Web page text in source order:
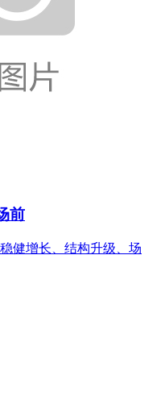
前
健增长、结构升级、场